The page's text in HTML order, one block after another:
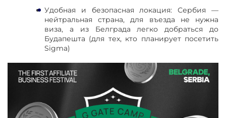
Удобная и безопасная локация: Сербия —
нейтральная страна, для въезда не нужна
виза, а из Белграда легко добраться до
Будапешта (для тех, кто планирует посетить
Sigma)